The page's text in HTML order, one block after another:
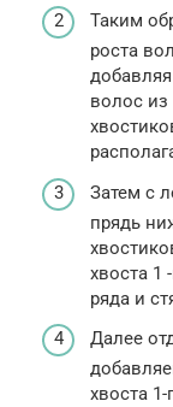
Таким
роста
волос
Затем с
прядь
хвоста 1
ряда и
Далее
хвоста